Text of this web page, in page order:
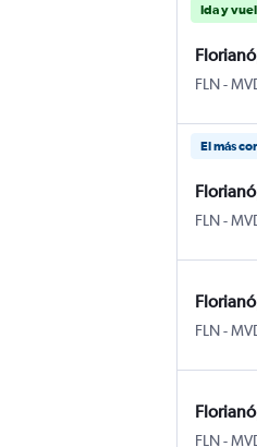
Ida y
FLN-
El más
FLN-
FLN-
FLN-